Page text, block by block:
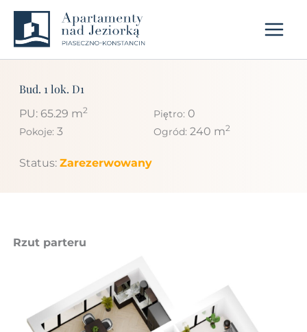
Przejdź
treści
Bud. 1 lok. D1
PU: 65.29 m2 Piętro: 0
Pokoje: 3 Ogród: 240 m2
Status: Zarezerwowany
Rzut parteru